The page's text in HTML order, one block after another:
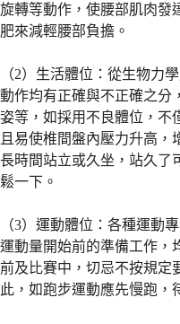
旋轉等動作，使腰部肌肉發
肥來減輕腰部負擔。
（2）生活體位：從生物力
動作均有正確與不正確之分
姿等，如採用不良體位，不
且易使椎間盤內壓力升高
長時間站立或久坐，站久了
鬆一下。
（3）運動體位：各種運動
運動量開始前的準備工作，
前及比賽中，切忌不按規定
此，如跑步運動應先慢跑，